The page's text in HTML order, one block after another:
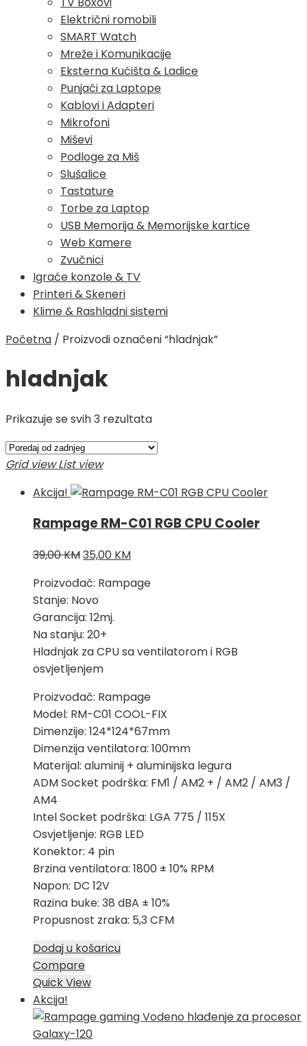
Električni romobili
SMART Watch
Mreže i Komunikacije
Eksterna Kućišta & Ladice
Punjači za Laptope
Kablovi i Adapteri
Mikrofoni
Miševi
Podloge za Miš
Slušalice
Tastature
Torbe za Laptop
USB Memorija & Memorijske kartice
Web Kamere
Zvučnici
Igraće konzole & TV
Printeri & Skeneri
Klime & Rashladni sistemi
Početna / Proizvodi označeni “hladnjak”
hladnjak
Prikazuje se svih 3 rezultataPoredano
najnovijem
Grid view List view
Akcija!
Rampage RM-C01 RGB CPU Cooler
39,00KMIzvorna
bila
je:
39,00 KM.
35,00 KMTrenutna
je:
Proizvođač: Rampage
Stanje: Novo
Garancija: 12mj.
Na stanju: 20+
Hladnjak za CPU sa ventilatorom i RGB
osvjetljenjem
Proizvođač: Rampage
Model: RM-C01 COOL-FIX
Dimenzije: 124*124*67mm
Dimenzija ventilatora: 100mm
Materijal: aluminij + aluminijska legura
ADM Socket podrška: FM1 / AM2 + / AM2 / AM3 /
AM4
Intel Socket podrška: LGA 775 / 115X
Osvjetljenje: RGB LED
Konektor: 4 pin
Brzina ventilatora: 1800 ± 10% RPM
Napon: DC 12V
Razina buke: 38 dBA ± 10%
Propusnost zraka: 5,3 CFM
Dodaj u košaricu
Compare
Quick View
Akcija!